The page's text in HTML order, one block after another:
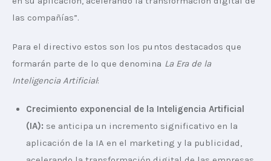
las compañías”.
Para el directivo estos son los puntos destacados que
formarán parte de lo que denomina La Era de la
Inteligencia Artificial:
Crecimiento exponencial de la Inteligencia Artificial
(IA): se anticipa un incremento significativo en la
aplicación de la IA en el marketing y la publicidad,